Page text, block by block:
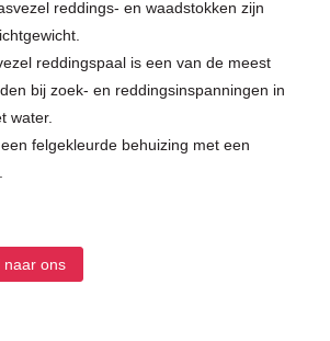
reddings- en waadstokken zijn
reddingspaal is een van de meest
bij zoek- en reddingsinspanningen in
water.
felgekleurde behuizing met een
naar ons